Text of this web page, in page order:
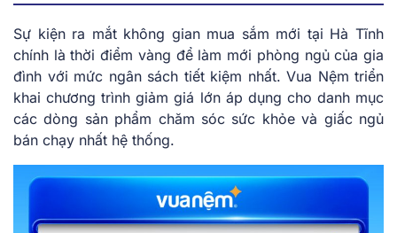
Sự kiện ra mắt không gian mua sắm mới tại Hà Tĩnh
chính là thời điểm vàng để làm mới phòng ngủ của gia
đình với mức ngân sách tiết kiệm nhất. Vua Nệm triển
khai chương trình giảm giá lớn áp dụng cho danh mục
các dòng sản phẩm chăm sóc sức khỏe và giấc ngủ
bán chạy nhất hệ thống.